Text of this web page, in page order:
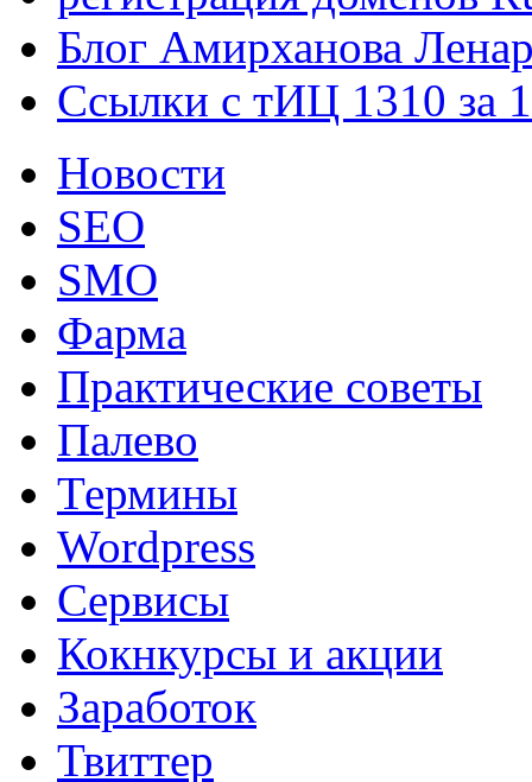
Блог Амирханова
Ссылки с тИЦ 1310 за
Новости
SEO
SMO
Фарма
Практические советы
Палево
Термины
Wordpress
Сервисы
Кокнкурсы и акции
Заработок
Твиттер